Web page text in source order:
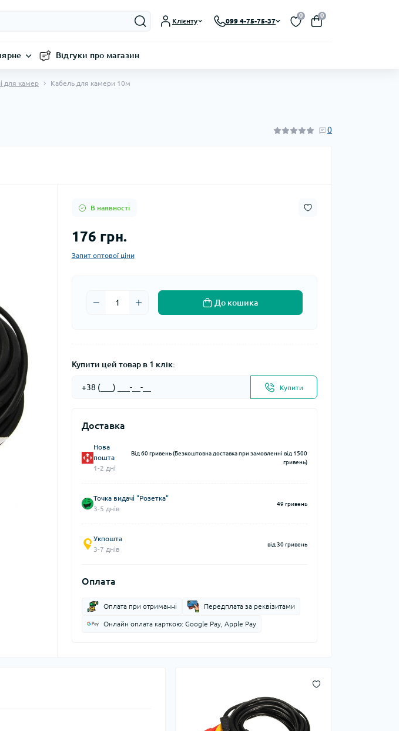
Клієнту 099 4-75-75-37
0 0
Відгуки про магазин
для камер Кабель для камери 10м
0
В наявності
176 грн.
Запит оптової ціни
До кошика
Купити цей товар в 1 клік:
Купити
Доставка
Нова
пошта
1-2 дні
Від 60 гривень (Безкоштовна доставка при замовленні від 1500
гривень)
Точка видачі "Розетка"
3-5 днів
49 гривень
Укпошта
3-7 днів
від 30 гривень
Оплата
Оплата при отриманні Передплата за реквізитами
Онлайн оплата карткою: Google Pay, Apple Pay